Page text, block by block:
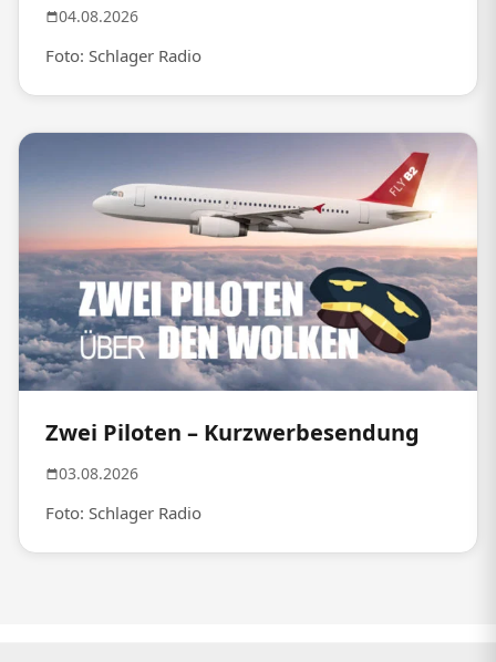
04.08.2026
Foto: Schlager Radio
Zwei Piloten – Kurzwerbesendung
03.08.2026
Foto: Schlager Radio